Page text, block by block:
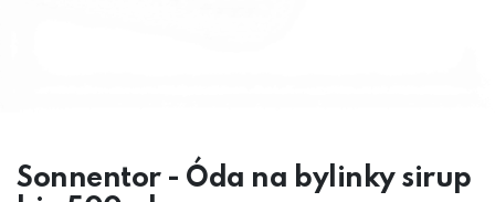
Sonnentor - Óda na bylinky sirup